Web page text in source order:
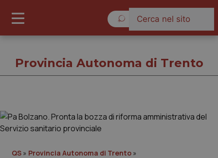
Provincia Autonoma di Trento
QS » Provincia Autonoma di Trento »